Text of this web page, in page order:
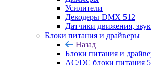
Усилители
Декодеры DMX 512
Датчики движения,
Блоки питания и драйверы
Назад
Блоки питания и
AC/DC блоки питания